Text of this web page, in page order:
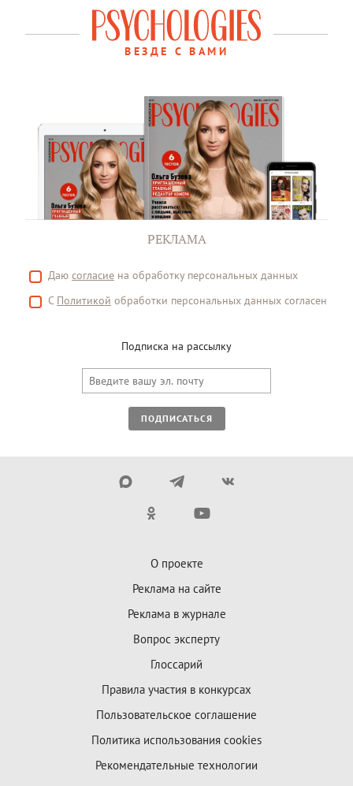
ВЕЗДЕ С ВАМИ
РЕКЛАМА
Даю согласие на обработку персональных данных
С Политикой обработки персональных данных согласен
Подписка на рассылку
ПОДПИСАТЬСЯ
О проекте
Реклама на сайте
Реклама в журнале
Вопрос эксперту
Глоссарий
Правила участия в конкурсах
Пользовательское соглашение
Политика использования cookies
Рекомендательные технологии